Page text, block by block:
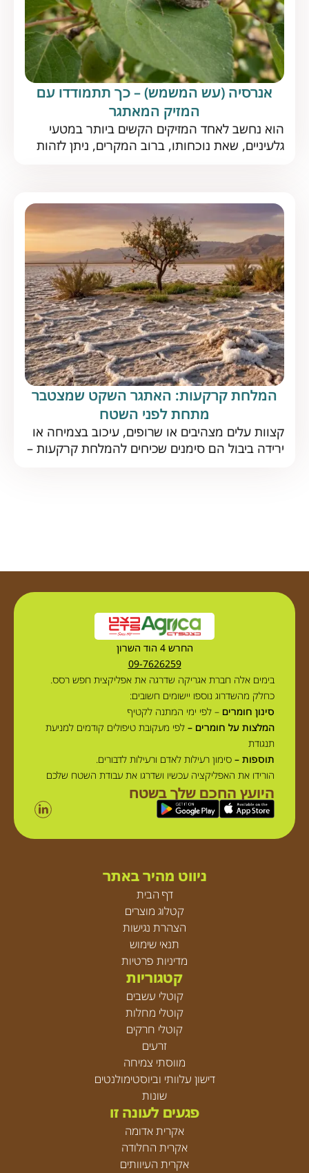
אנרסיה (עש המשמש) – כך תתמודדו עם
המזיק המאתגר
הוא נחשב לאחד המזיקים הקשים ביותר במטעי
גלעיניים, שאת נוכחותו, ברוב המקרים, ניתן לזהות
וכן במגוון גלעיניים נוספים. בשנים האחרונות הפך
עש המשמש לאחד המזיקים העיקריים בישראל
במטעים גלעיניים. על פי הדוח […]
המלחת קרקעות: האתגר השקט שמצטבר
מתחת לפני השטח
קצוות עלים מצהיבים או שרופים, עיכוב בצמיחה או
ירידה ביבול הם סימנים שכיחים להמלחת קרקעות –
החרש 4 הוד השרון
09-7626259
בימים אלה חברת אגריקה שדרגה את אפליקצית חפש רסס.
כחלק מהשדרוג נוספו יישומים חשובים:
סינון חומרים – לפי ימי המתנה לקטיף
המלצות על חומרים – לפי מעקובת טיפולים קודמים למניעת
תנגודת
תוספות – סימון רעילות לאדם ורעילות לדבורים.
הורידו את האפליקציה עכשיו ושדרגו את עבודת השטח שלכם
היועץ החכם שלך בשטח
ניווט מהיר באתר
דף הבית
קטלוג מוצרים
הצהרת נגישות
תנאי שימוש
מדיניות פרטיות
קטגוריות
קוטלי עשבים
קוטלי מחלות
קוטלי חרקים
זרעים
מווסתי צמיחה
דישון עלוותי וביוסטימולנטים
שונות
פגעים לעונה זו
אקרית אדומה
אקרית החלודה
אקרית העיוותים